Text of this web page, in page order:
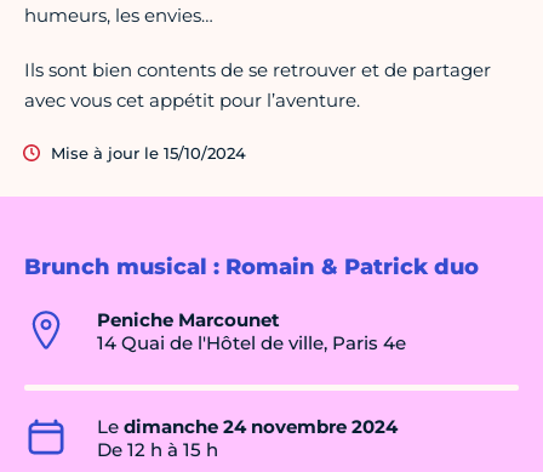
Brunch musical : Romain & Patrick duo
Peniche Marcounet
14 Quai de l'Hôtel de ville, Paris 4e
Le dimanche 24 novembre 2024
De 12 h à 15 h
humeurs, les envies…
Ils sont bien contents de se retrouver et de partager
avec vous cet appétit pour l’aventure.
Mise à jour le 15/10/2024